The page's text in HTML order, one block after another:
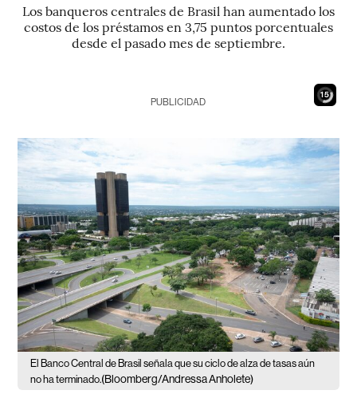
Los banqueros centrales de Brasil han aumentado los
costos de los préstamos en 3,75 puntos porcentuales
desde el pasado mes de septiembre.
14
PUBLICIDAD
El Banco Central de Brasil señala que su ciclo de alza de tasas aún
no ha terminado.(Bloomberg/Andressa Anholete)